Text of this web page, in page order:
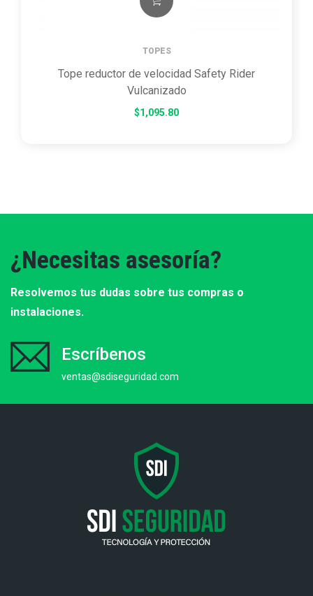
TOPES
Tope reductor de velocidad Safety Rider
Vulcanizado
$1,095.80
¿Necesitas asesoría?
Resolvemos tus dudas sobre tus compras o
instalaciones.
Escríbenos
ventas@sdiseguridad.com